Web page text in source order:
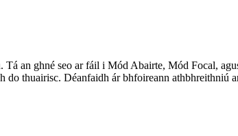
an ghné seo ar fáil i Mód Abairte, Mód Focal,
thuairisc. Déanfaidh ár bhfoireann athbhreithniú